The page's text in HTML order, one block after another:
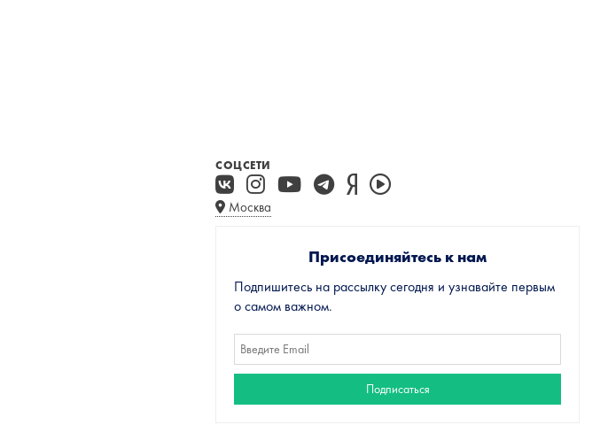
СОЦСЕТИ
Москва
Присоединяйтесь к нам
Подпишитесь на рассылку сегодня и узнавайте первым
о самом важном.